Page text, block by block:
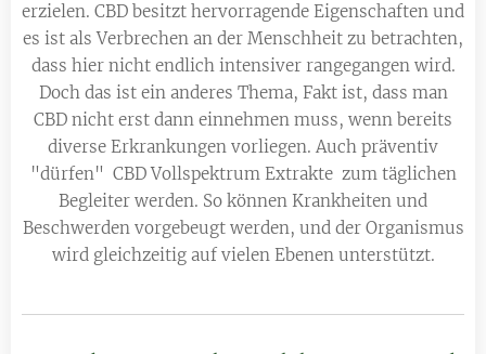
erzielen. CBD besitzt hervorragende Eigenschaften und
es ist als Verbrechen an der Menschheit zu betrachten,
dass hier nicht endlich intensiver rangegangen wird.
Doch das ist ein anderes Thema, Fakt ist, dass man
CBD nicht erst dann einnehmen muss, wenn bereits
diverse Erkrankungen vorliegen. Auch präventiv
"dürfen" CBD Vollspektrum Extrakte zum täglichen
Begleiter werden. So können Krankheiten und
Beschwerden vorgebeugt werden, und der Organismus
wird gleichzeitig auf vielen Ebenen unterstützt.